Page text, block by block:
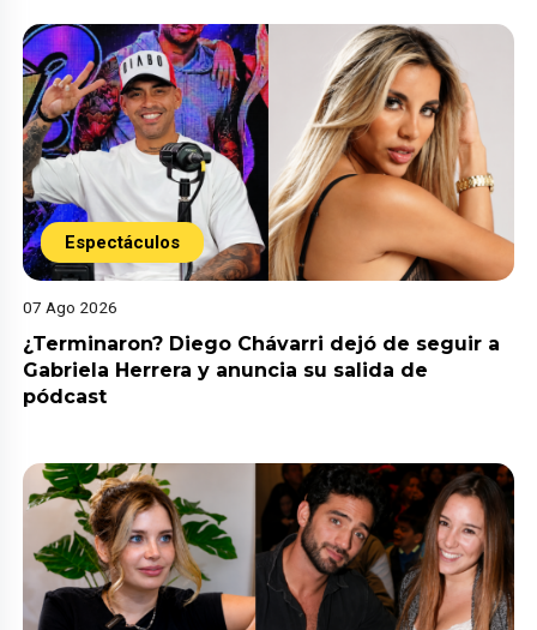
Espectáculos
07 Ago 2026
¿Terminaron? Diego Chávarri dejó de seguir a
Gabriela Herrera y anuncia su salida de
pódcast